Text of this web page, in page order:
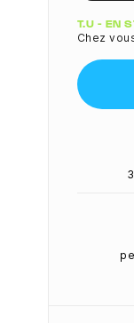
Quantité
T.U - EN
Chez